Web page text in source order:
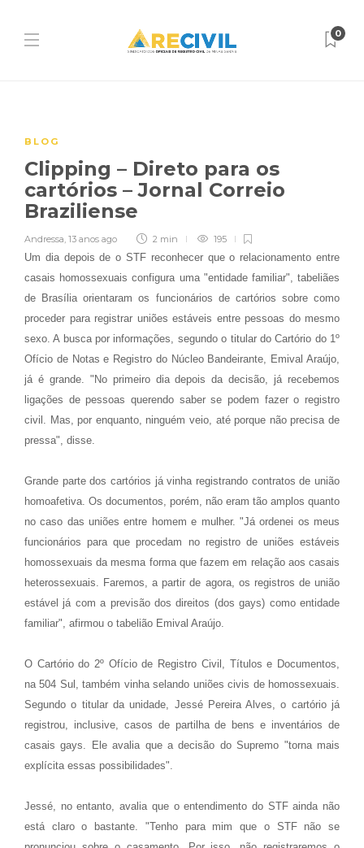
0
BLOG
Clipping – Direto para os
cartórios – Jornal Correio
Braziliense
Andressa, 13 anos ago 2 min 195
Um dia depois de o STF reconhecer que o relacionamento entre
casais homossexuais configura uma "entidade familiar", tabeliães
de Brasília orientaram os funcionários de cartórios sobre como
proceder para registrar uniões estáveis entre pessoas do mesmo
sexo. A busca por informações, segundo o titular do Cartório do 1º
Ofício de Notas e Registro do Núcleo Bandeirante, Emival Araújo,
já é grande. "No primeiro dia depois da decisão, já recebemos
ligações de pessoas querendo saber se podem fazer o registro
civil. Mas, por enquanto, ninguém veio, até porque não precisa de
pressa", disse.
Grande parte dos cartórios já vinha registrando contratos de união
homoafetiva. Os documentos, porém, não eram tão amplos quanto
no caso das uniões entre homem e mulher. "Já ordenei os meus
funcionários para que procedam no registro de uniões estáveis
homossexuais da mesma forma que fazem em relação aos casais
heterossexuais. Faremos, a partir de agora, os registros de união
estável já com a previsão dos direitos (dos gays) como entidade
familiar", afirmou o tabelião Emival Araújo.
O Cartório do 2º Ofício de Registro Civil, Títulos e Documentos,
na 504 Sul, também vinha selando uniões civis de homossexuais.
Segundo o titular da unidade, Jessé Pereira Alves, o cartório já
registrou, inclusive, casos de partilha de bens e inventários de
casais gays. Ele avalia que a decisão do Supremo "torna mais
explícita essas possibilidades".
Jessé, no entanto, avalia que o entendimento do STF ainda não
está claro o bastante. "Tenho para mim que o STF não se